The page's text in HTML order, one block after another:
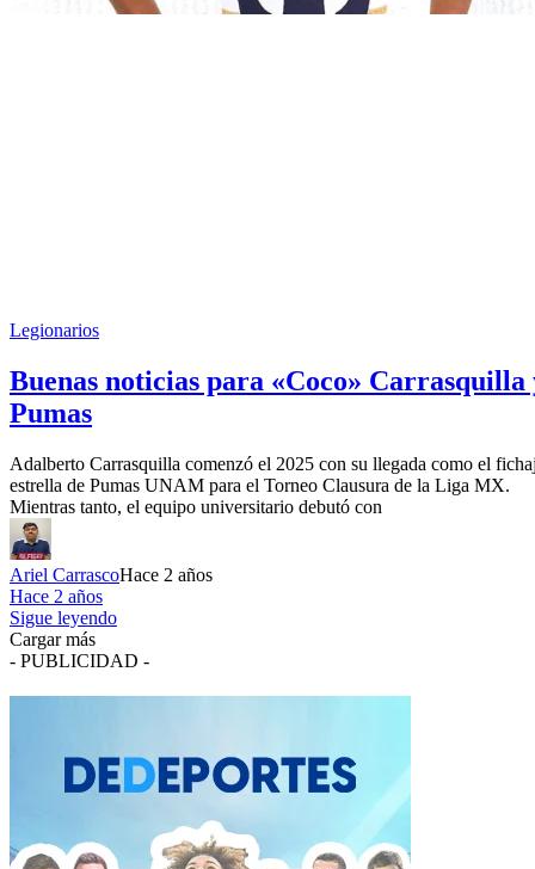
Legionarios
Buenas noticias para «Coco» Carrasquilla
Pumas
Adalberto Carrasquilla comenzó el 2025 con su llegada como el
estrella de Pumas UNAM para el Torneo Clausura de la Liga MX.
Mientras tanto, el equipo universitario debutó con
Ariel CarrascoHace 2 años
Hace 2 años
Sigue leyendo
Cargar más
- PUBLICIDAD -